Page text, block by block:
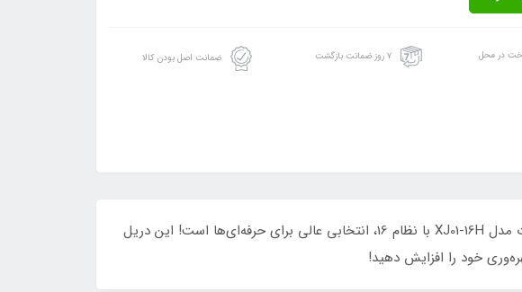
در محل ۷ روز ضمانت بازگشت ضمانت اصل بودن کالا
آیا به دنبال یک ابزار قدرتمند و دقیق برای کارگاه خود هستید؟ دریل ستونی 230 ولت 550 وات ایکسکورت مدل XJ01-16H با نظام 16، انتخابی عالی برای حرفه‌ای‌ها است! این دریل
خود را افزایش دهید!